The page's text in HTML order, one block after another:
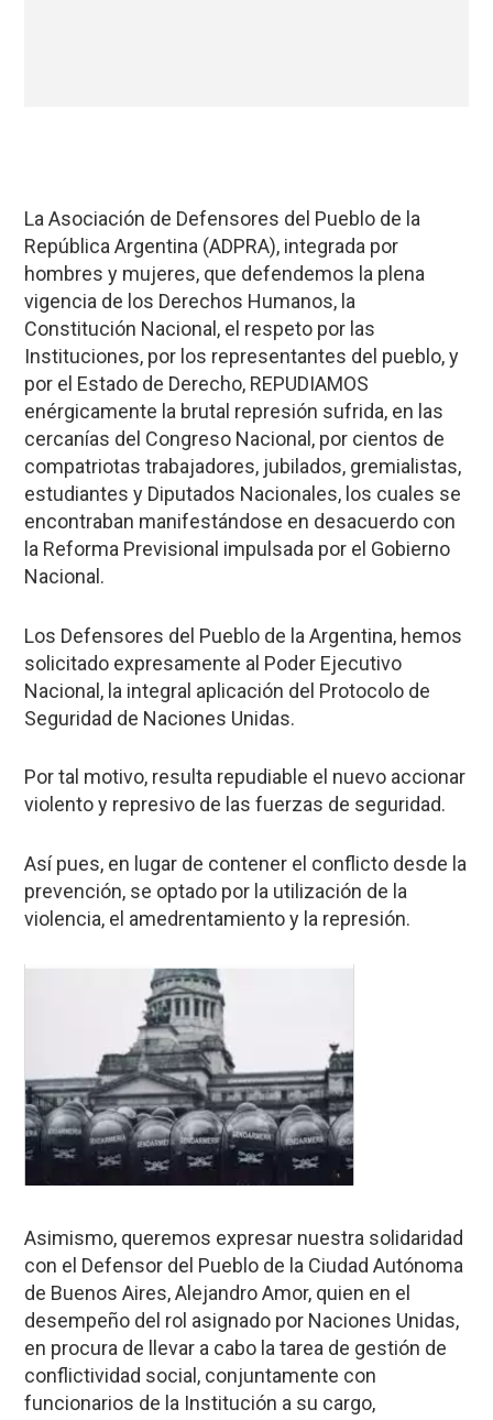
La Asociación de Defensores del Pueblo de la
República Argentina (ADPRA), integrada por
hombres y mujeres, que defendemos la plena
vigencia de los Derechos Humanos, la
Constitución Nacional, el respeto por las
Instituciones, por los representantes del pueblo, y
por el Estado de Derecho, REPUDIAMOS
enérgicamente la brutal represión sufrida, en las
cercanías del Congreso Nacional, por cientos de
compatriotas trabajadores, jubilados, gremialistas,
estudiantes y Diputados Nacionales, los cuales se
encontraban manifestándose en desacuerdo con
la Reforma Previsional impulsada por el Gobierno
Nacional.
Los Defensores del Pueblo de la Argentina, hemos
solicitado expresamente al Poder Ejecutivo
Nacional, la integral aplicación del Protocolo de
Seguridad de Naciones Unidas.
Por tal motivo, resulta repudiable el nuevo accionar
violento y represivo de las fuerzas de seguridad.
Así pues, en lugar de contener el conflicto desde la
prevención, se optado por la utilización de la
violencia, el amedrentamiento y la represión.
Asimismo, queremos expresar nuestra solidaridad
con el Defensor del Pueblo de la Ciudad Autónoma
de Buenos Aires, Alejandro Amor, quien en el
desempeño del rol asignado por Naciones Unidas,
en procura de llevar a cabo la tarea de gestión de
conflictividad social, conjuntamente con
funcionarios de la Institución a su cargo,